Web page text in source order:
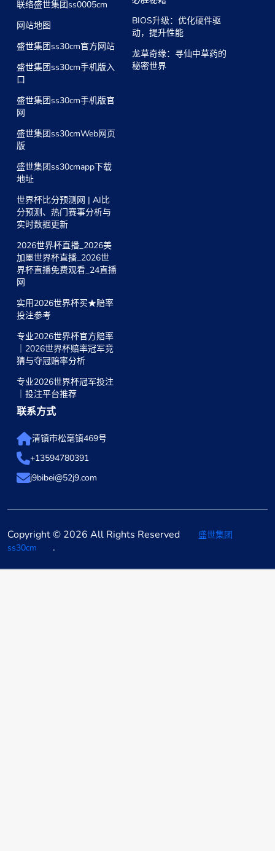
联络盛世集团ss0005cm
网站地图
盛世集团ss30cm官方网站
盛世集团ss30cm手机版入
口
盛世集团ss30cm手机版官
网
盛世集团ss30cmWeb网页
版
盛世集团ss30cmapp下载
地址
世界杯比分预测网 | AI比
分预测、热门赛事分析与
实时数据更新
2026世界杯直播_2026美
加墨世界杯直播_2026世
界杯直播免费观看_24直播
网
实用2026世界杯买★赔率
投注参考
专业2026世界杯官方赔率
｜2026世界杯赔率冠军竞
猜与夺冠赔率分析
专业2026世界杯冠军投注
｜投注平台推荐
BIOS升级：优化硬件驱
动，提升性能
龙草奇缘：寻仙中草药的
秘密世界
联系方式
清镇市松毫镇469号
+13594780391
j9bibei@52j9.com
Copyright © 2026 All Rights Reserved
盛世集团
ss30cm
.